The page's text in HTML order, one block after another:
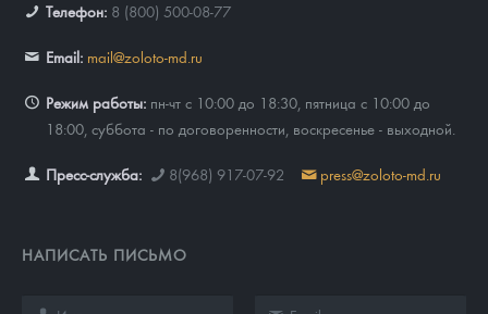
Телефон: 8 (800) 500-08-77
Email: mail@zoloto-md.ru
Режим работы: пн-чт с 10:00 до 18:30, пятница с 10:00 до
18:00, суббота - по договоренности, воскресенье - выходной.
Пресс-служба: 8(968) 917-07-92 press@zoloto-md.ru
НАПИСАТЬ ПИСЬМО